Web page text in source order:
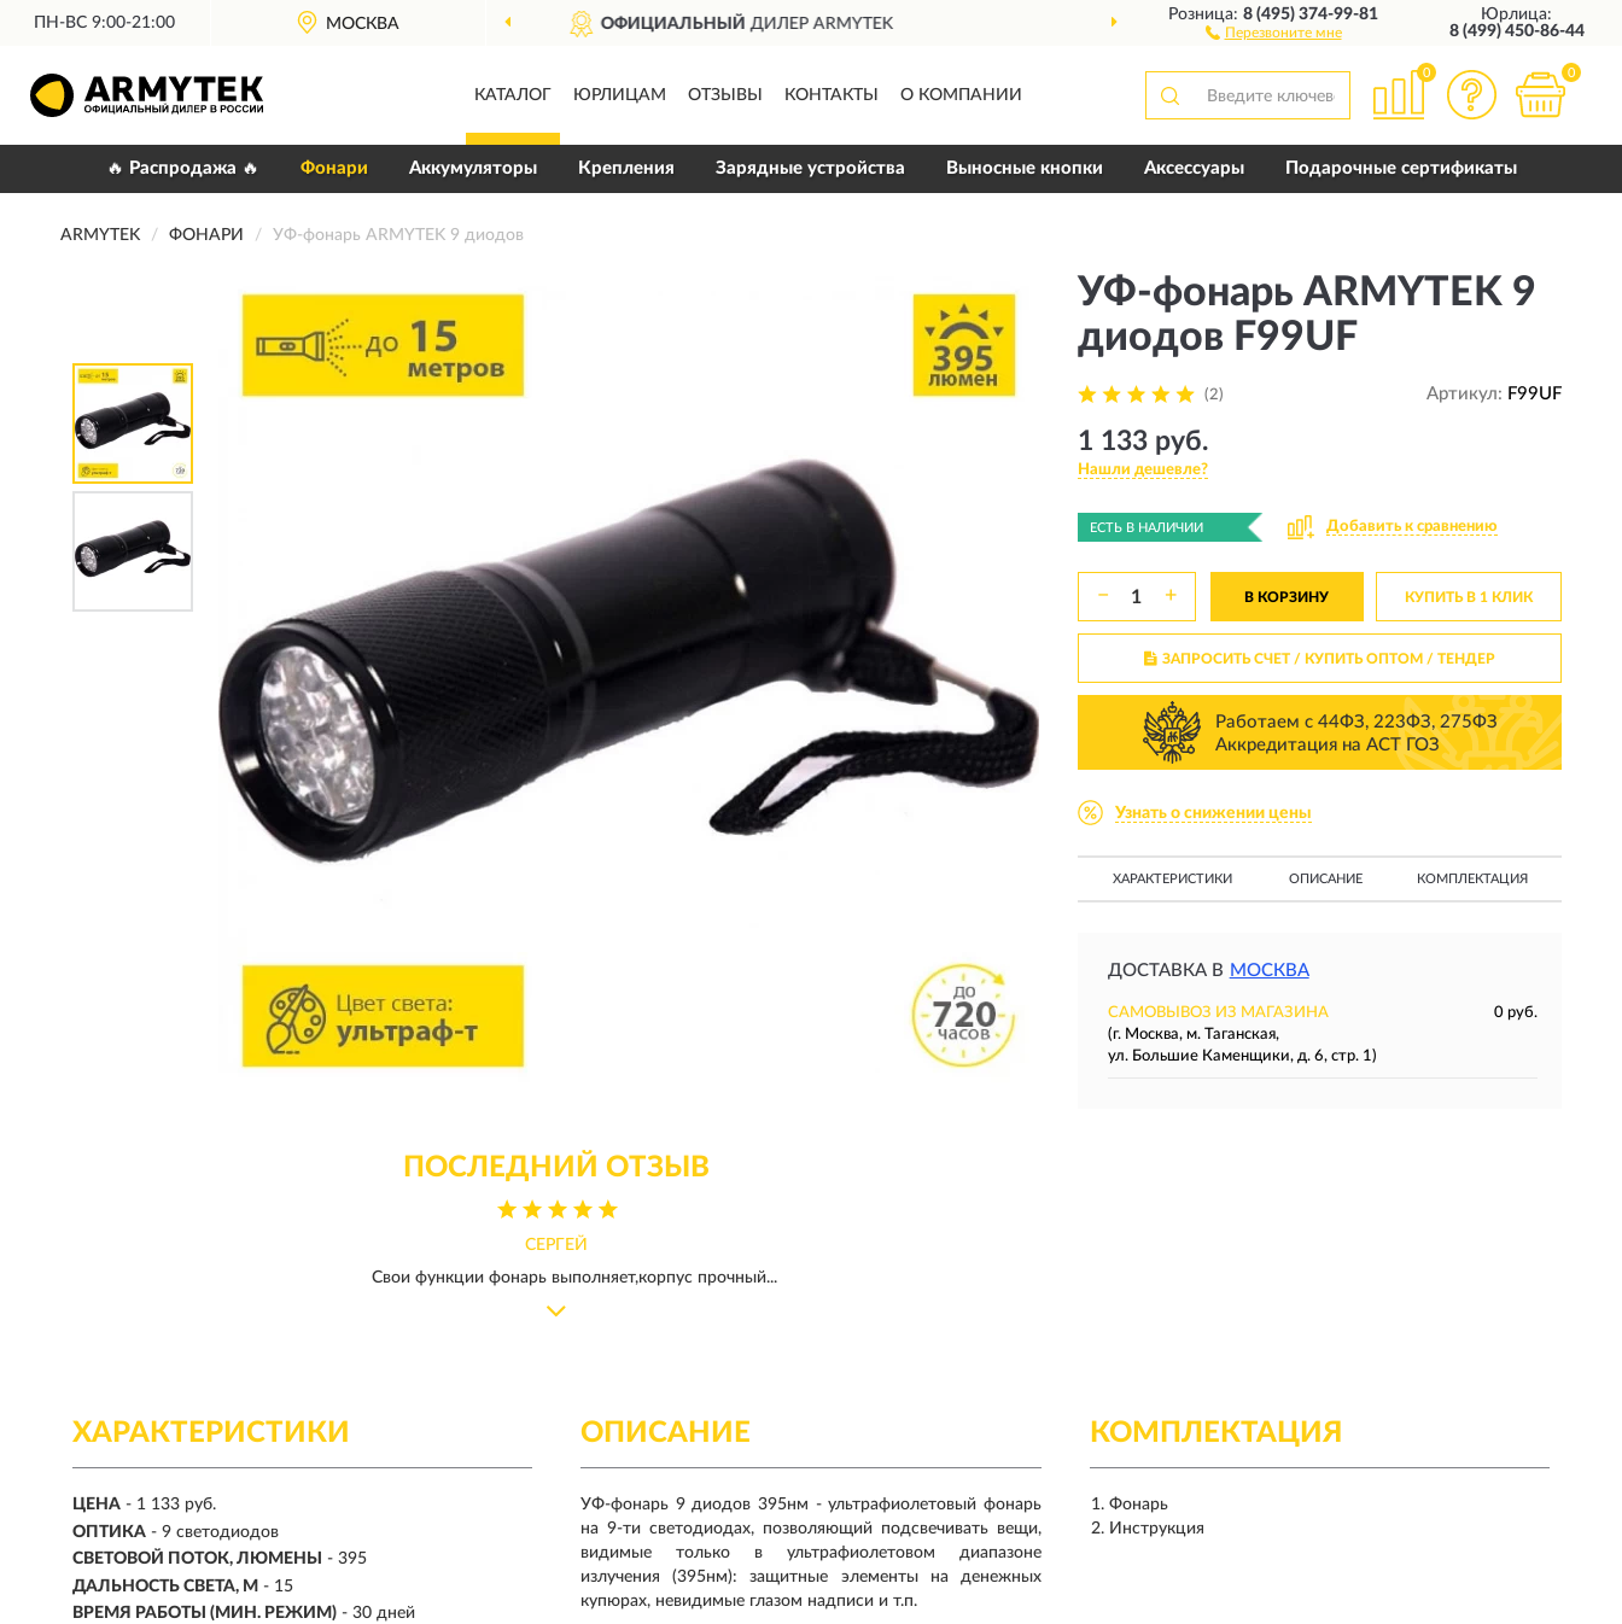
ПН-ВС 9:00-21:00 МОСКВА
ОФИЦИАЛЬНЫЙ ДИЛЕР ARMYTEK ДОСТАВИМ 10 ЛЕТГАРАНТИЯ
Розница:8 (495) 374-99-81
Перезвоните мне
Юрлица:
8 (499) 450-86-44
КАТАЛОГ ЮРЛИЦАМ ОТЗЫВЫ КОНТАКТЫ О КОМПАНИИ
0 0
🔥 Распродажа 🔥 Фонари Аккумуляторы Крепления Зарядные устройства Выносные кнопки Аксессуары Подарочные сертификаты
ARMYTEK ФОНАРИ УФ-фонарь ARMYTEK 9 диодов
ПОСЛЕДНИЙ ОТЗЫВ
СЕРГЕЙ
Свои функции фонарь выполняет,корпус прочный...
УФ-фонарь ARMYTEK 9
диодов F99UF
(2) Артикул: F99UF
1 133 руб.
Нашли дешевле?
ЕСТЬ В НАЛИЧИИ Добавить к сравнению
− + В КОРЗИНУ КУПИТЬ В 1 КЛИК
ЗАПРОСИТЬ СЧЕТ / КУПИТЬ ОПТОМ/ ТЕНДЕР
Работаем с 44ФЗ, 223ФЗ, 275ФЗ
Аккредитация на АСТ ГОЗ
Узнать о снижении цены
ХАРАКТЕРИСТИКИ ОПИСАНИЕ КОМПЛЕКТАЦИЯ
ДОСТАВКА В МОСКВА
САМОВЫВОЗ ИЗ МАГАЗИНА
0 руб.
(г. Москва, м. Таганская,
ул. Большие Каменщики, д. 6, стр. 1)
ХАРАКТЕРИСТИКИ
ЦЕНА - 1 133 руб.
ОПТИКА - 9 светодиодов
СВЕТОВОЙ ПОТОК, ЛЮМЕНЫ
- 395
ДАЛЬНОСТЬ СВЕТА, М - 15
ВРЕМЯ РАБОТЫ (МИН. РЕЖИМ) - 30 дней
КОМПЛЕКТАЦИЯ
Фонарь
Инструкция
ОПИСАНИЕ
УФ-фонарь 9 диодов 395нм - ультрафиолетовый фонарь
на 9-ти светодиодах, позволяющий подсвечивать вещи,
видимые только в ультрафиолетовом диапазоне
излучения (395нм): защитные элементы на денежных
купюрах, невидимые глазом надписи и т.п.